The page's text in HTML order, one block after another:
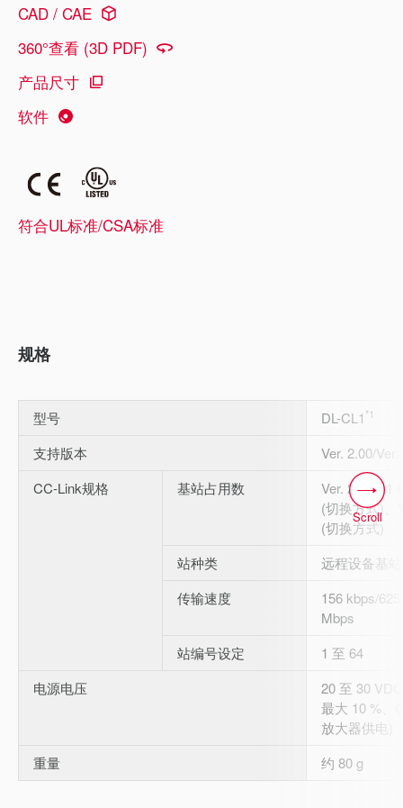
CAD / CAE
360°查看 (3D PDF)
产品尺寸
软件
符合UL标准/CSA标准
规格
型号 DL-CL1 *1
支持版本
Ver. 2.00/
CC-Link规格
基站占用数
Ver. 2.00：1
(切换方式)、
(切换方式)
站种类
远程设备基站
传输速度
156 kbps/
Mbps
站编号设定
1 至 64
电源电压
20 至 30
最大 10 %、
放大器供电)
重量
约 80 g
Scroll